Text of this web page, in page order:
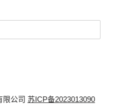
限公司 苏ICP备2023013090